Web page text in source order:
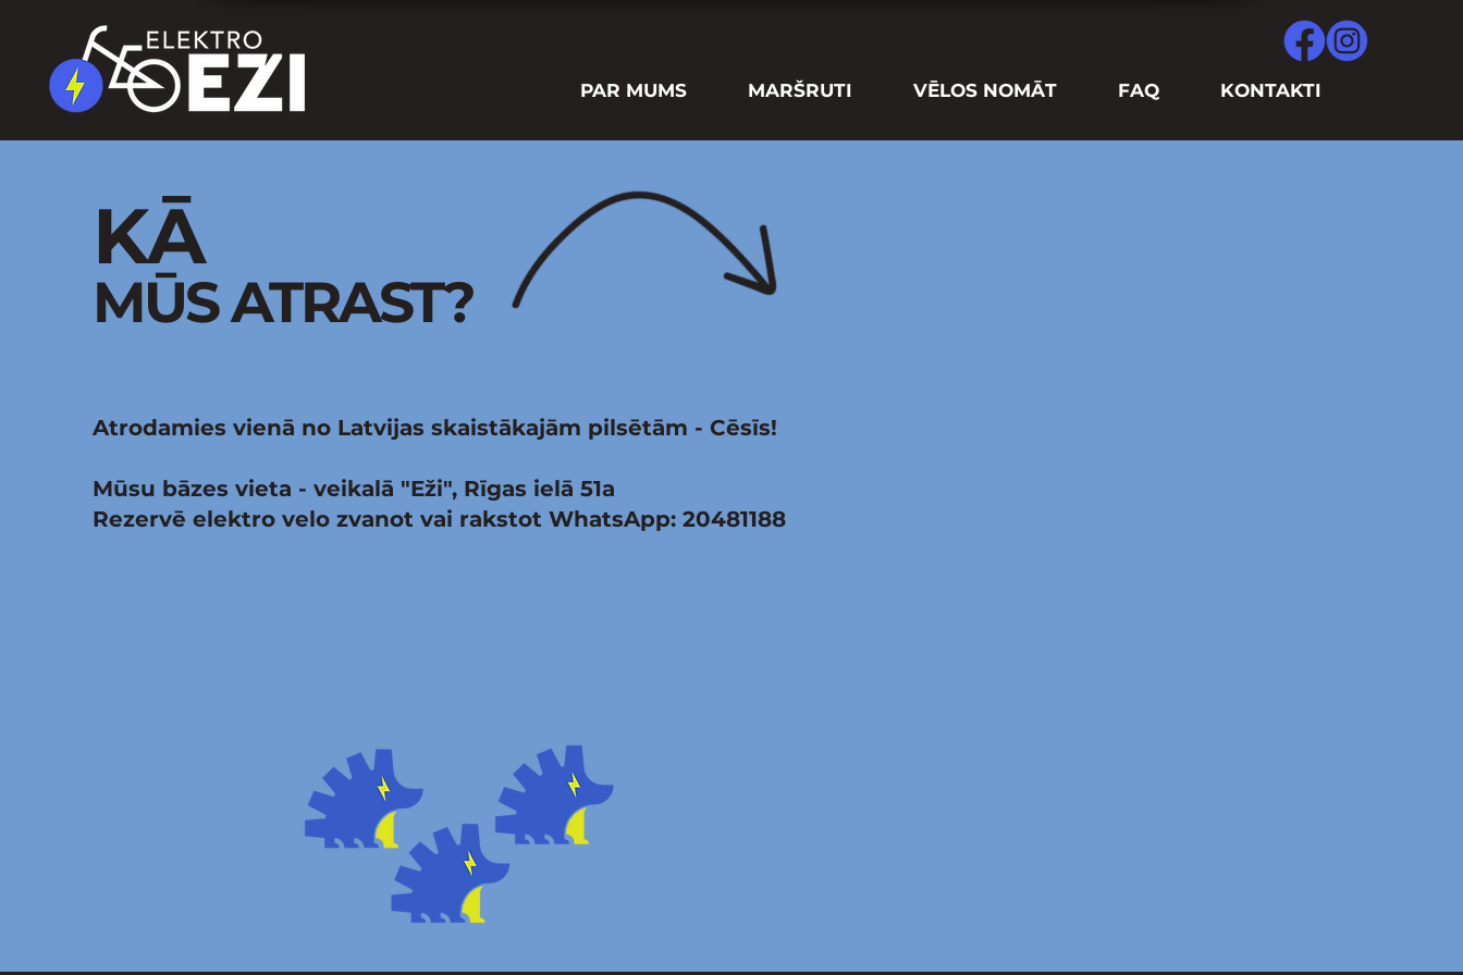
PAR MUMS MARŠRUTI VĒLOS NOMĀT FAQ KONTAKTI
KĀ
MŪS ATRAST?
Atrodamies vienā no Latvijas skaistākajām pilsētām - Cēsīs!
Mūsu bāzes vieta - veikalā "Eži", Rīgas ielā 51a
Rezervē elektro velo zvanot vai rakstot WhatsApp: 20481188